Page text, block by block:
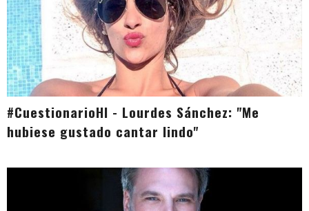
#CuestionarioHI - Lourdes Sánchez: "Me
hubiese gustado cantar lindo"